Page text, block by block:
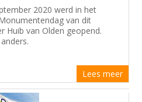
2020 werd in het
van dit
Huib van Olden geopend.
Lees meer